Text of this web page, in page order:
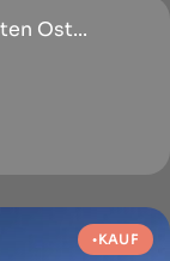
Ost...
KAUF